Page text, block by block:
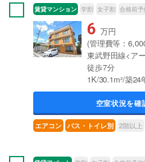
賃貸マンション 学割 女子割 合格前
6 万円
(管理費等：
東武野田線<ア
徒歩7分
1K/30.1m²/築24
空室状況を確
エアコン バス・トイレ別 2階以上